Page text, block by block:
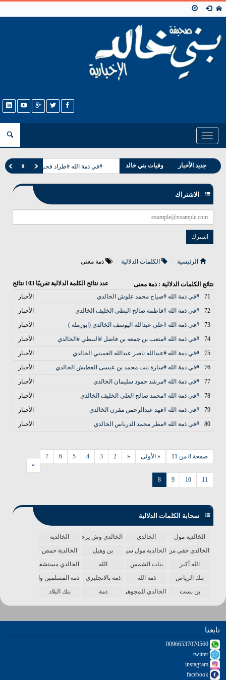
Toggle
navigation
جديد الأخبار
مناسبات بني خالد
وفيات بني خالد #في ذمة الله #طراد فجر طباخ الخالدي
الاشتراك
الرئيسية الكلمات الدلالية ذمة معنى
نتائج الكلمات الدلالية : ذمة معنى عدد نتائج الكلمة الدلالية تقريبًا 103 نتائج
71
#في ذمة الله #صياح محمد علوش الخالدي
الأخبار
72
#في ذمة الله #فاطمة صالح البطي الخليف الخالدي
الأخبار
73
#في ذمة الله #علي عبدالله اليوسف الخالدي (ابوزمله )
الأخبار
74
#في ذمة الله #متعب بن جمعه بن فاضل #النبطي #الخالدي
الأخبار
75
#في ذمة الله #عبدالله ناصر عبدالله العميني الخالدي
الأخبار
76
#في ذمة الله #سارة بنت محمد بن عيسى العطيش الخالدي
الأخبار
77
#في ذمة الله #مرشد حمود سليمان الخالدي
الأخبار
78
#في ذمة الله #محمد صالح العلي الخليف الخالدي
الأخبار
79
#في ذمة الله #فهد عبدالرحمن مقرن الخالدي
الأخبار
80
#في ذمة الله #مطر محمد الدرباس الخالدي الأخبار
صفحة 8 من 11 « الأولى «
2
3
4
5
6
7
8 9 10 11
»
سحابة الكلمات الدلالية
الخالدية مول الخالدي الخالدي وش يرجع
الخالدية
الخالدي حقي من الدنياالخالدية مول سينما بن وهيل
الخالدية حمص
الله أكبر
بنات الشمس الله
الخالدي مستشفى
بنك الرياض
ذمة الله ذمة بالانجليزي
ذمة المسلمين واحدة
بن بست
الخالدي للمجوهرات ذمة بنك البلاد
تابعنا